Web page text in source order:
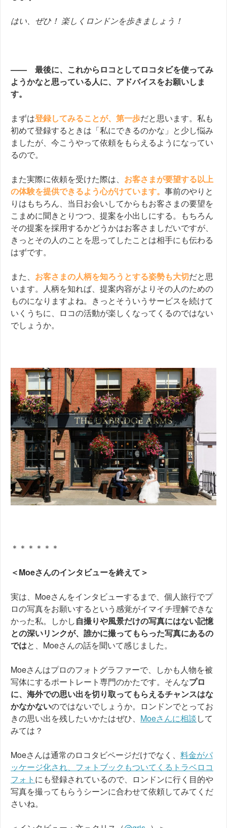
はい、ぜひ！ 楽しくロンドンを歩きましょう！
—— 最後に、これからロコとしてロコタビを使ってみ
ようかなと思っている人に、アドバイスをお願いしま
す。
まずは登録してみることが、第一歩だと思います。私も
初めて登録するときは「私にできるのかな」と少し悩み
ましたが、今こうやって依頼をもらえるようになってい
るので。
また実際に依頼を受けた際は、 お客さまが要望する以上
の体験を提供できるよう心がけています。 事前のやりと
りはもちろん、当日お会いしてからもお客さまの要望を
こまめに聞きとりつつ、提案を小出しにする。もちろん
その提案を採用するかどうかはお客さましだいですが、
きっとその人のことを思ってしたことは相手にも伝わる
はずです。
また、 お客さまの人柄を知ろうとする姿勢も大切だと思
います。人柄を知れば、提案内容がよりその人のための
ものになりますよね。きっとそういうサービスを続けて
いくうちに、ロコの活動が楽しくなってくるのではない
でしょうか。
＊＊＊＊＊＊
＜Moeさんのインタビューを終えて＞
実は、Moeさんをインタビューするまで、個人旅行でプ
ロの写真をお願いするという感覚がイマイチ理解できな
かった私。しかし自撮りや風景だけの写真にはない記憶
との深いリンクが、誰かに撮ってもらった写真にあるの
ではと、Moeさんの話を聞いて感じました。
Moeさんはプロのフォトグラファーで、しかも人物を被
写体にするポートレート専門のかたです。そんなプロ
に、海外での思い出を切り取ってもらえるチャンスはな
かなかないのではないでしょうか。ロンドンでとってお
きの思い出を残したいかたはぜひ、 Moeさんに相談して
みては？
Moeさんは通常のロコタビページだけでなく、 料金がパ
ッケージ化され、フォトブックもついてくるトラベロコ
フォト にも登録されているので、ロンドンに行く目的や
写真を撮ってもらうシーンに合わせて依頼してみてくだ
さいね。